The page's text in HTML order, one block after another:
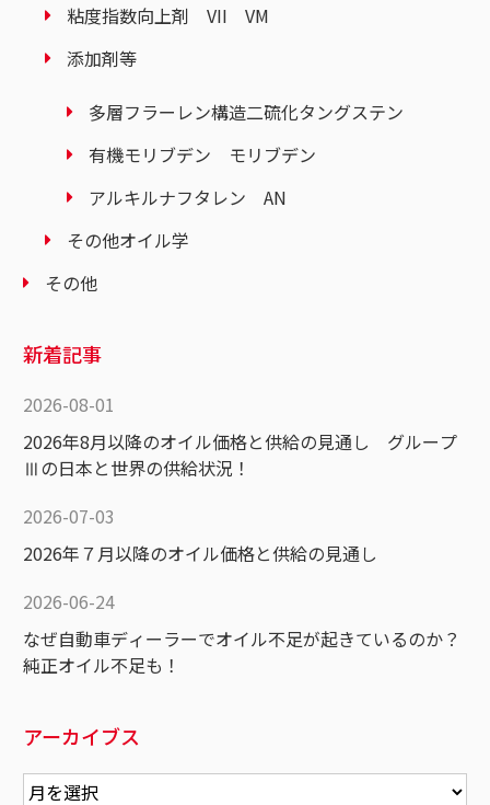
粘度指数向上剤 VII VM
添加剤等
多層フラーレン構造二硫化タングステン
有機モリブデン モリブデン
アルキルナフタレン AN
その他オイル学
その他
新着記事
2026-08-01
2026年8月以降のオイル価格と供給の見通し グループ
Ⅲの日本と世界の供給状況！
2026-07-03
2026年７月以降のオイル価格と供給の見通し
2026-06-24
なぜ自動車ディーラーでオイル不足が起きているのか？
純正オイル不足も！
アーカイブス